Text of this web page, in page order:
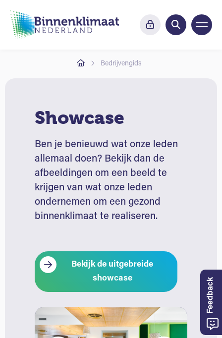
Bedrijvengids
Showcase
Ben je benieuwd wat onze leden
allemaal doen? Bekijk dan de
afbeeldingen om een beeld te
krijgen van wat onze leden
ondernemen om een gezond
binnenklimaat te realiseren.
Bekijk de uitgebreide
showcase
Feedback